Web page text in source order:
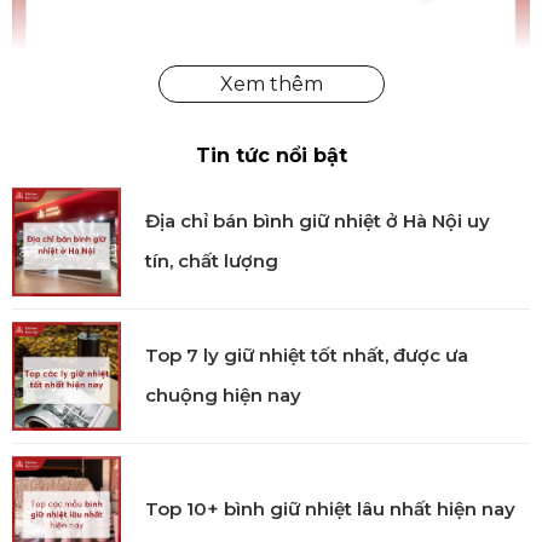
Cán dao được làm từ Micarta, một loại vật liệu cao cấp
kết hợp giữa vải lanh và nhựa tổng hợp, mang đến sự
thoải mái và an toàn trong quá trình sử dụng. Thiết
dễ dàng, tránh trơn trượt khi cắt thái.
Công nghệ sản xuất
Dao được mài thủ công bởi bàn tay của các nghệ
nhân tại Nhật Bản, mang lại độ sắc bén vượt trội. Kết
hợp với công nghệ trui lạnh CRYODUR®, một quy
trình rèn thép ở nhiệt độ dưới -196 độ C, giúp cân
Tin tức nổi bật
Địa chỉ bán bình giữ nhiệt ở Hà Nội uy
tín, chất lượng
Top 7 ly giữ nhiệt tốt nhất, được ưa
chuộng hiện nay
Top 10+ bình giữ nhiệt lâu nhất hiện nay